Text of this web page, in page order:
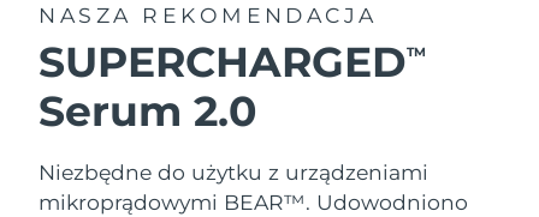
NASZA REKOMENDACJA
SUPERCHARGEDTM
Serum 2.0
Niezbędne do użytku z urządzeniami
mikroprądowymi BEAR™. Udowodniono